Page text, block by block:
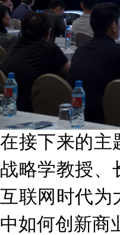
在接下来的主
战略学教授、
互联网时代为
中如何创新商